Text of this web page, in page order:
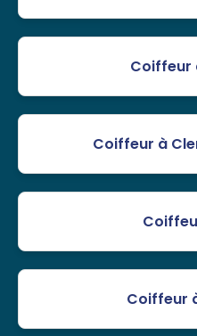
Coiffeur
Coiffeur à
Coiffeur